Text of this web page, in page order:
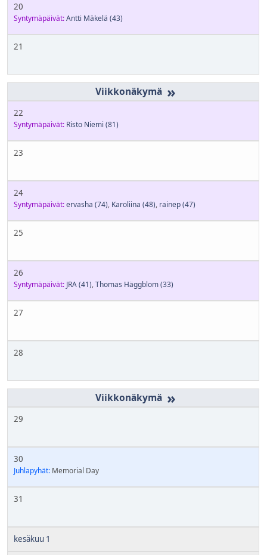
20
Syntymäpäivät:Antti Mäkelä (43)
21
»
22
Syntymäpäivät: Risto Niemi (81)
23
24
Syntymäpäivät:ervasha (74), Karoliina (48), rainep(47)
25
26
Syntymäpäivät: JRA(41),Thomas Häggblom(33)
27
28
»
29
30
Juhlapyhät: Memorial Day
31
kesäkuu 1